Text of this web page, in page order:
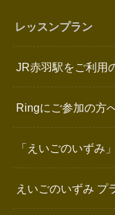
レッスンプラン
JR赤羽駅をご利用
Ringにご参加の方
「えいごのいずみ
えいごのいずみ プ